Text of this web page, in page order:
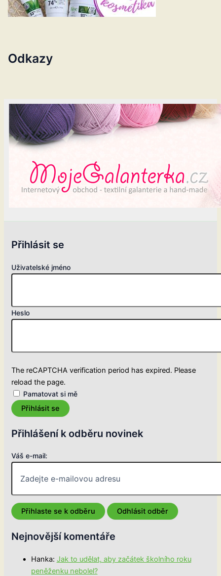
Odkazy
Přihlásit se
Uživatelské jméno
Heslo
The reCAPTCHA verification period has expired. Please
reload the page.
Pamatovat si mě
Přihlásit se
Přihlášení k odběru novinek
Váš e-mail:
Nejnovější komentáře
Hanka: Jak to udělat, aby začátek školního roku
peněženku nebolel?